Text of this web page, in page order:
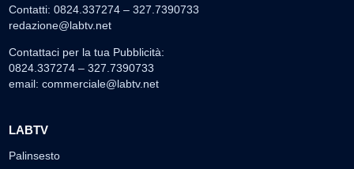
Contatti: 0824.337274 – 327.7390733
redazione@labtv.net
Contattaci per la tua Pubblicità:
0824.337274 – 327.7390733
email: commerciale@labtv.net
LABTV
Palinsesto